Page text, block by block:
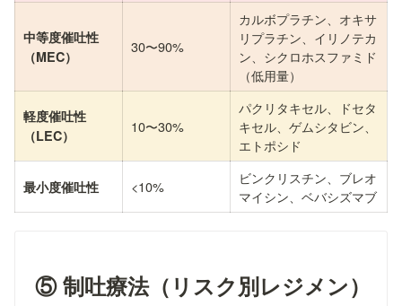
中等度催吐性
（MEC）
30〜90%
カルボプラチン、オキサ
リプラチン、イリノテカ
ン、シクロホスファミド
（低用量）
軽度催吐性
（LEC）
10〜30%
パクリタキセル、ドセタ
キセル、ゲムシタビン、
エトポシド
最小度催吐性 <10%
ビンクリスチン、ブレオ
マイシン、ベバシズマブ
⑤ 制吐療法（リスク別レジメン）